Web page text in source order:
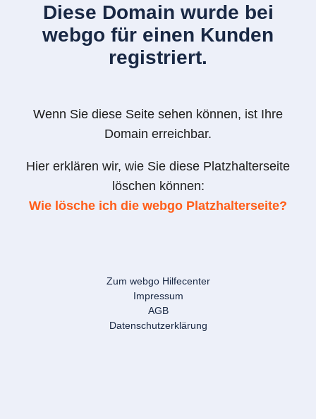
Diese Domain wurde bei
webgo für einen Kunden
registriert.
Wenn Sie diese Seite sehen können, ist Ihre
Domain erreichbar.
Hier erklären wir, wie Sie diese Platzhalterseite
löschen können:
Wie lösche ich die webgo Platzhalterseite?
Zum webgo Hilfecenter
Impressum
AGB
Datenschutzerklärung